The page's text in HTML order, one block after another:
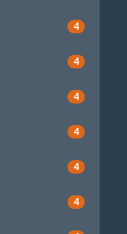
4
4
4
4
4
4